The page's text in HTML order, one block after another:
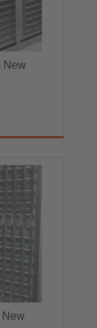
New
New